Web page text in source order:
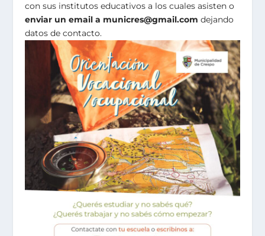
con sus institutos educativos a los cuales asisten o
enviar un email a municres@gmail.com dejando
datos de contacto.